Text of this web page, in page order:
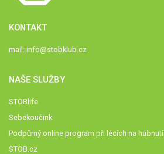
KONTAKT
mail: info@stobklub.cz
NAŠE SLUŽBY
STOBlife
Sebekoučink
Podpůrný online program při lécích na hubnutí
STOB.cz